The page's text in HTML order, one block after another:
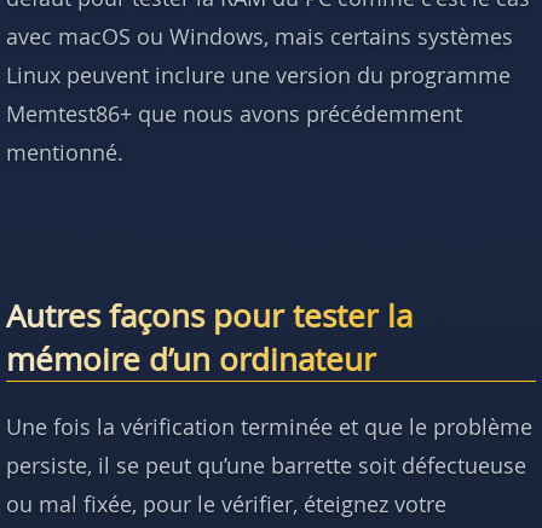
avec macOS ou Windows, mais certains systèmes
Linux peuvent inclure une version du programme
Memtest86+ que nous avons précédemment
mentionné.
Autres façons pour tester la
mémoire d’un ordinateur
Une fois la vérification terminée et que le problème
persiste, il se peut qu’une barrette soit défectueuse
ou mal fixée, pour le vérifier, éteignez votre